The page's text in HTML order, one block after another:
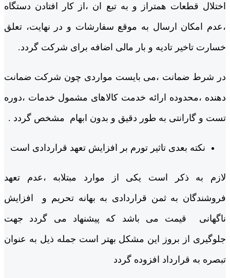
اختلال قطعات همتراز و به تبع ان ،از کار افتادن دستگاه
،عدم امکان ارسال به موقع سفارشات و در نهایت، تعلق
خسارت تاخیر تادیه و بار مالی اضافه برای شرکت گردد.
در شرط ضمانت ،می بایست مواردی چون شرکت ضمانت
دهنده ،محدوده ارائه خدمت کالاهای مشمول خدمات ،دوره
تست و گارانتی به طور دقیق و بدون ابهام مشخص گردد .
نکته بعدی تاثیر تورم بر افزایش تعهد قراردادی است
لازم به ذکر است یکی از موارد مبتلابه ،عدم تعهد
فروشندگان به ثمن قراردادی به بهانه تحریم و افزایش
ناگهانی قیمت می باشد که پیشنهاد می گردد جهت
جلوگیری از بروز این مشکل بهتر است جمله ذیل به عنوان
تبصره به قرارداد افزوده گردد